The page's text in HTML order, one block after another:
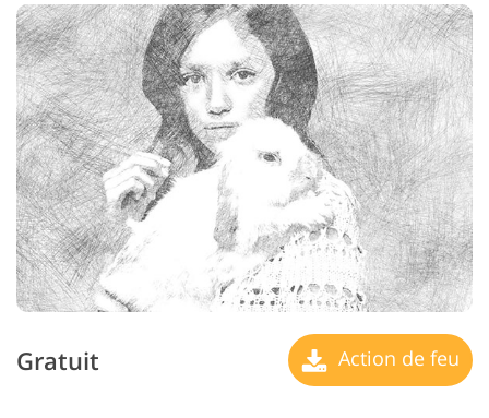
Gratuit Action de feu